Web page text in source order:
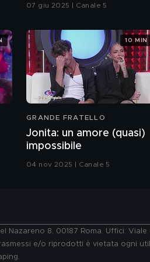
07 giu 2025 | Canale 5
GRANDE FRATELLO
Jonita: un amore (quasi)
impossibile
04 nov 2025 | Canale 5
10 MIN
Nazareno 8, 00187 Roma. Uffici:
e/o riprodotti è vietata ogni